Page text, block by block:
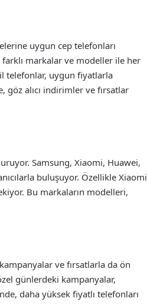
uygun cep telefonları
farklı markalar ve modeller ile her
telefonlar, uygun fiyatlarla
alıcı indirimler ve fırsatlar
Samsung, Xiaomi, Huawei,
buluşuyor. Özellikle Xiaomi
Bu markaların modelleri,
ve fırsatlarla da ön
günlerdeki kampanyalar,
daha yüksek fiyatlı telefonları